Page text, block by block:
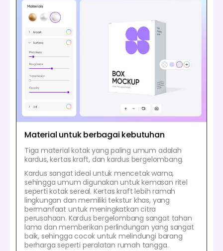
Material untuk berbagai kebutuhan
Tiga material kotak yang paling umum adalah
kardus, kertas kraft, dan kardus bergelombang.
Kardus sangat ideal untuk mencetak warna,
sehingga umum digunakan untuk kemasan ritel
seperti kotak sereal. Kertas kraft lebih ramah
lingkungan dan memiliki tekstur khas, yang
bermanfaat untuk meningkatkan citra
perusahaan. Kardus bergelombang sangat tahan
lama dan memberikan perlindungan yang sangat
baik, sehingga cocok untuk melindungi barang
berharga seperti peralatan rumah tangga.